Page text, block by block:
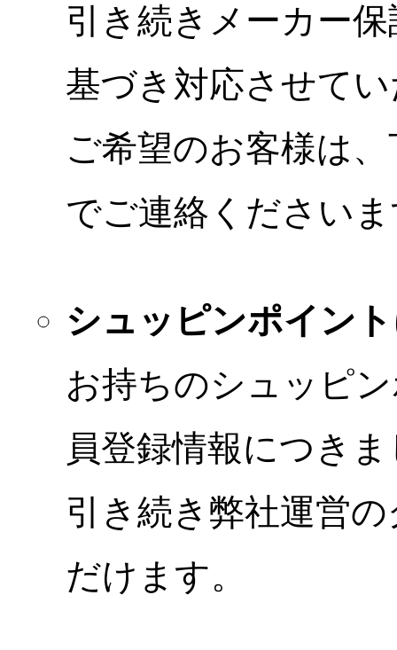
引き続きメーカー
基づき対応させて
ご希望のお客様は
でご連絡ください
シュッピンポイン
お持ちのシュッピ
員登録情報につき
引き続き弊社運営
だけます。